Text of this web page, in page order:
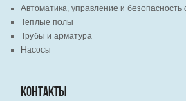
Автоматика, управление и безопасность
Теплые полы
Трубы и арматура
Насосы
КОНТАКТЫ